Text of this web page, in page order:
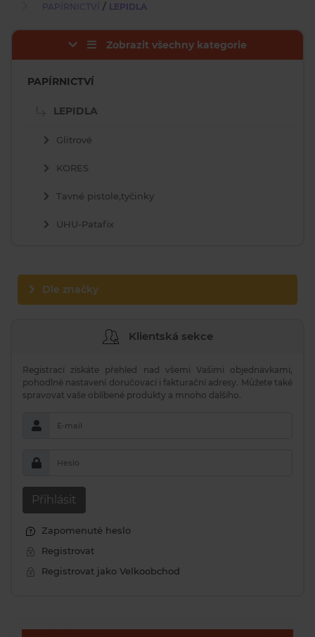
PAPÍRNICTVÍ / LEPIDLA
Zobrazit všechny kategorie
PAPÍRNICTVÍ
LEPIDLA
Glitrové
KORES
Tavné pistole,tyčinky
UHU-Patafix
Dle značky
Klientská sekce
Registrací získáte přehled nad všemi Vašimi objednávkami,
pohodlné nastavení doručovací i fakturační adresy. Můžete také
spravovat vaše oblíbené produkty a mnoho dalšího.
E-mail
Heslo
Přihlásit
Zapomenuté heslo
Registrovat
Registrovat jako Velkoobchod